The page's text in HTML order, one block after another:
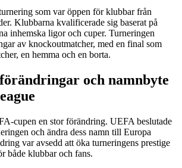
som var öppen för klubbar från
Klubbarna kvalificerade sig baserat på
inhemska ligor och cuper. Turneringen
av knockoutmatcher, med en final som
en hemma och en borta.
och namnbyte
cupen en stor förändring. UEFA beslutade
och ändra dess namn till Europa
var avsedd att öka turneringens prestige
både klubbar och fans.